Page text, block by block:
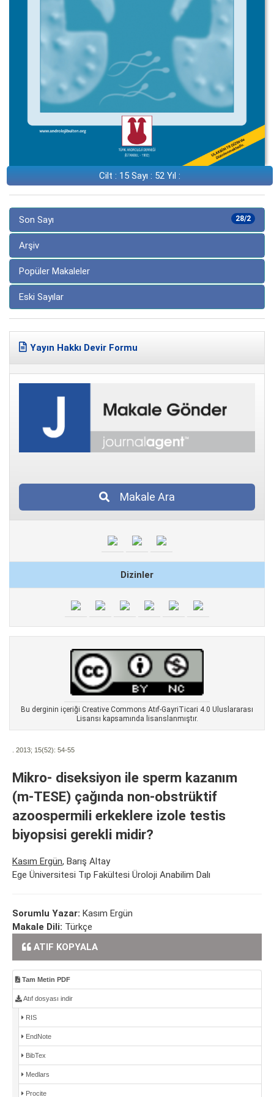
Cilt : 15 Sayı : 52 Yıl :
28/2
Son Sayı
Arşiv
Popüler Makaleler
Eski Sayılar
Yayın Hakkı Devir Formu
Makale Ara
Dizinler
Bu derginin içeriği Creative Commons Atıf-GayriTicari 4.0 Uluslararası
Lisansı kapsamında lisanslanmıştır.
. 2013; 15(52): 54-55
Mikro- diseksiyon ile sperm kazanım
(m-TESE) çağında non-obstrüktif
azoospermili erkeklere izole testis
biyopsisi gerekli midir?
Kasım Ergün, Barış Altay
Ege Üniversitesi Tıp Fakültesi Üroloji Anabilim Dalı
Sorumlu Yazar: Kasım Ergün
Makale Dili: Türkçe
ATIF KOPYALA
Tam Metin PDF
Atıf dosyası indir
RIS
EndNote
BibTex
Medlars
Procite